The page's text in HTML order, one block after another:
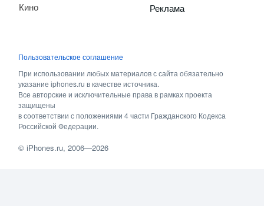
Кино
Реклама
Пользовательское соглашение
При использовании любых материалов с сайта обязательно
указание iphones.ru в качестве источника.
Все авторские и исключительные права в рамках проекта
защищены
в соответствии с положениями 4 части Гражданского Кодекса
Российской Федерации.
©iPhones.ru, 2006—2026